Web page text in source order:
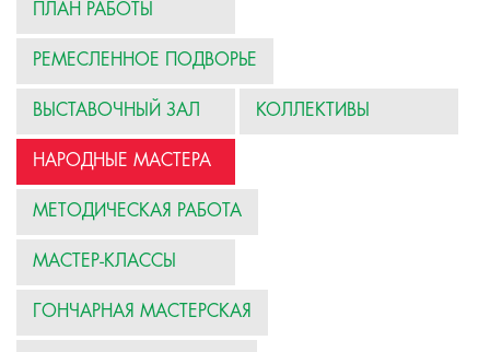
ПЛАН РАБОТЫ
РЕМЕСЛЕННОЕ ПОДВОРЬЕ
ВЫСТАВОЧНЫЙ ЗАЛ КОЛЛЕКТИВЫ
НАРОДНЫЕ МАСТЕРА
МЕТОДИЧЕСКАЯ РАБОТА
МАСТЕР-КЛАССЫ
ГОНЧАРНАЯ МАСТЕРСКАЯ